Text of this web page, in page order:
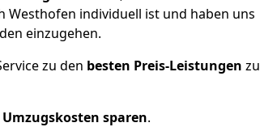
Westhofen individuell ist und haben uns
einzugehen.
zu den besten Preis-Leistungen zu
Umzugskosten sparen.